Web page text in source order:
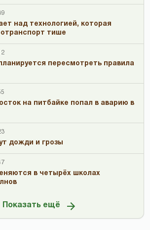
над технологией, которая
тише
пересмотреть правила
на питбайке попал в аварию в
дожди и грозы
в четырёх школах
Показать ещё